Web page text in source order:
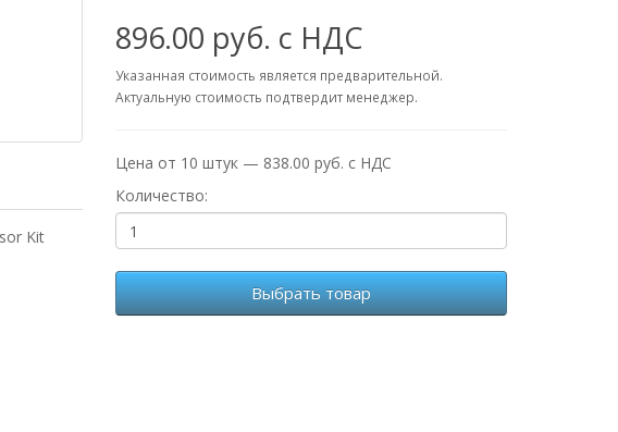
Kit
896.00 руб. с НДС
Указанная стоимость является предварительной.
Актуальную стоимость подтвердит менеджер.
Цена от 10 штук — 838.00 руб. с НДС
Количество:
Выбрать товар